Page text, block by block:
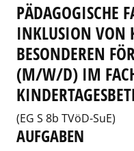
PÄDAGOGISCHE
INKLUSION
BESONDEREN
(M/W/D) IM
(EG S 8b TVöD-SuE)
AUFGABEN